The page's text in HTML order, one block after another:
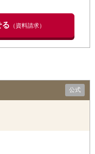
る （資料請求）
公式